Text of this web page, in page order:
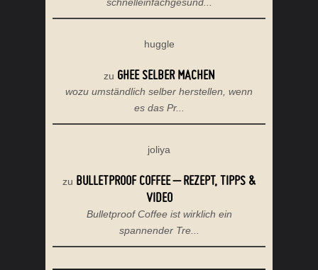
schnelleinfachgesund...
huggle
zu GHEE SELBER MACHEN
wozu umständlich selber herstellen, wenn
es das Pr...
joliya
zu BULLETPROOF COFFEE – REZEPT, TIPPS &
VIDEO
Bulletproof Coffee ist wirklich ein
spannender Tre...